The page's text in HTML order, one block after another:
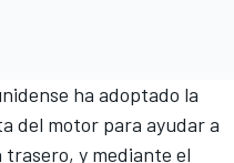
ha adoptado la
del motor para ayudar a
trasero, y mediante el